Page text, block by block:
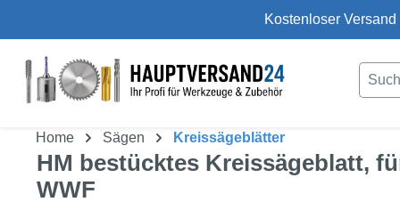
Kostenloser
Home Sägen Kreissägeblätter
HM bestücktes Kreissägeblatt,
WWF